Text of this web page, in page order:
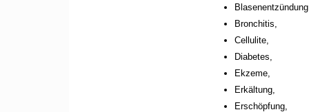
Bronchitis,
Cellulite,
Diabetes,
Ekzeme,
Erkältung,
Erschöpfung,